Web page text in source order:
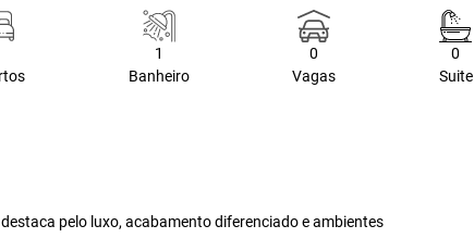
1
Banheiro
0
Vagas
0
Suite
pelo luxo, acabamento diferenciado e ambientes